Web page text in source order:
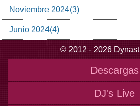
Noviembre 2024(3)
Junio 2024(4)
© 2012 - 2026
Descargas
DJ's Live